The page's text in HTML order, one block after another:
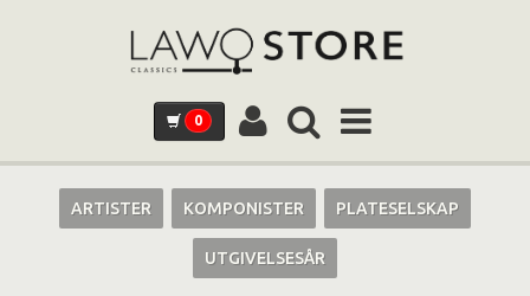
0
ARTISTER KOMPONISTER PLATESELSKAP
UTGIVELSESÅR